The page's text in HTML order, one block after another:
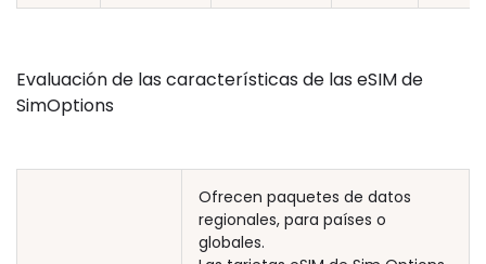
Evaluación de las características de las eSIM de
SimOptions
Ofrecen paquetes de datos
regionales, para países o
globales.